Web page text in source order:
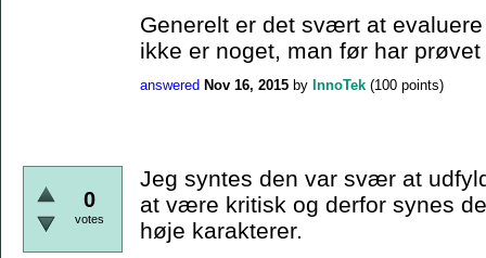
Generelt er det svært at
ikke er noget, man før har
answered Nov 16, 2015 by InnoTek (100 points)
0
votes
Jeg syntes den var svær at
at være kritisk og derfor synes
høje karakterer.